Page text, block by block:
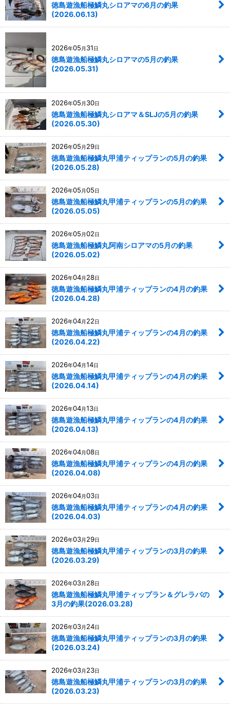
徳島遊漁船極鱗丸シロアマの6月の釣果
(2026.06.13)
2026年05月 31日
徳島遊漁船極鱗丸シロアマの5月の釣果
(2026.05.31)
2026年05 月 30日
徳島遊漁船極鱗丸シロアマ＆SLJの5月の釣果
(2026.05.30)
2026年05 月 29日
徳島遊漁船極鱗丸甲浦ティップランの5月の釣果
(2026.05.28)
2026年05 月05日
徳島遊漁船極鱗丸甲浦ティップランの5月の釣果
(2026.05.05)
2026年05 月02日
徳島遊漁船極鱗丸阿南シロアマの5月の釣果
(2026.05.02)
2026年04月 28日
徳島遊漁船極鱗丸甲浦ティップランの4月の釣果
(2026.04.28)
2026年04月 22日
徳島遊漁船極鱗丸甲浦ティップランの4月の釣果
(2026.04.22)
2026年04月14日
徳島遊漁船極鱗丸甲浦ティップランの4月の釣果
(2026.04.14)
2026年04月13日
徳島遊漁船極鱗丸甲浦ティップランの4月の釣果
(2026.04.13)
2026年04月08日
徳島遊漁船極鱗丸甲浦ティップランの4月の釣果
(2026.04.08)
2026年04月03日
徳島遊漁船極鱗丸甲浦ティップランの4月の釣果
(2026.04.03)
2026年03月 29日
徳島遊漁船極鱗丸甲浦ティップランの3月の釣果
(2026.03.29)
2026年03月 28日
徳島遊漁船極鱗丸甲浦ティップラン＆グレラバの
3月の釣果(2026.03.28)
2026年03月 24日
徳島遊漁船極鱗丸甲浦ティップランの3月の釣果
(2026.03.24)
2026年03月 23日
徳島遊漁船極鱗丸甲浦ティップランの3月の釣果
(2026.03.23)